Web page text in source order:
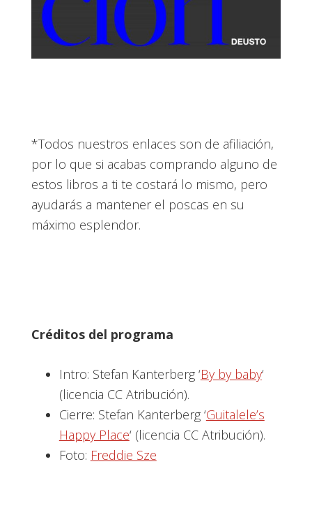
*Todos nuestros enlaces son de afiliación,
por lo que si acabas comprando alguno de
estos libros a ti te costará lo mismo, pero
ayudarás a mantener el poscas en su
máximo esplendor.
Créditos del programa
Intro: Stefan Kanterberg ‘By by baby‘
(licencia CC Atribución).
Cierre: Stefan Kanterberg ‘Guitalele’s
Happy Place‘ (licencia CC Atribución).
Foto: Freddie Sze